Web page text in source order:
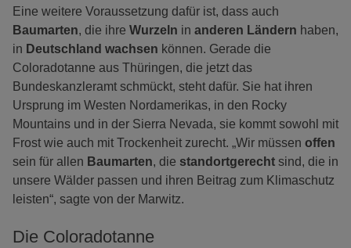
Eine weitere Voraussetzung dafür ist, dass auch
Baumarten, die ihre Wurzeln in anderen Ländern haben,
in Deutschland wachsen können. Gerade die
Coloradotanne aus Thüringen, die jetzt das
Bundeskanzleramt schmückt, steht dafür. Sie hat ihren
Ursprung im Westen Nordamerikas, in den Rocky
Mountains und in der Sierra Nevada, sie kommt sowohl mit
Frost wie auch mit Trockenheit zurecht. „Wir müssen offen
sein für allen Baumarten, die standortgerecht sind, die in
unsere Wälder passen und ihren Beitrag zum Klimaschutz
leisten“, sagte von der Marwitz.
Die Coloradotanne